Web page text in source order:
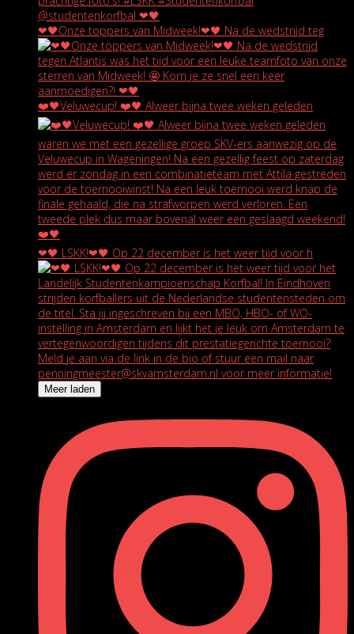
❤🖤Onze toppers van Midweek!❤🖤 Na de wedstrijd teg
❤️🖤Veluwecup! ❤️🖤 Alweer bijna twee weken geleden
❤🖤 LSKK!❤🖤 Op 22 december is het weer tijd voor h
Meer laden